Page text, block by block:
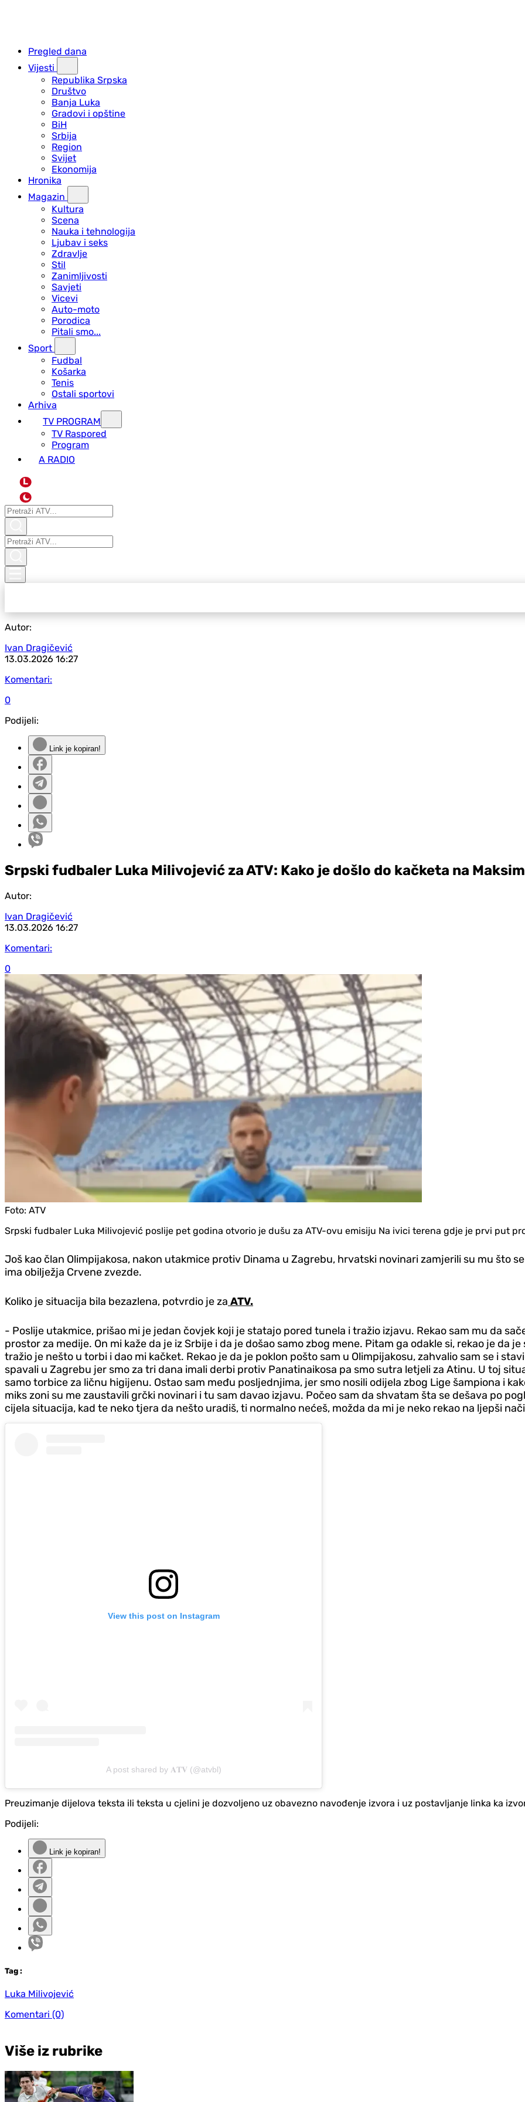
Pregled dana
Vijesti
Republika Srpska
Društvo
Banja Luka
Gradovi i opštine
BiH
Srbija
Region
Svijet
Ekonomija
Hronika
Magazin
Kultura
Scena
Nauka i tehnologija
Ljubav i seks
Zdravlje
Stil
Zanimljivosti
Savjeti
Vicevi
Auto-moto
Porodica
Pitali smo...
Sport
Fudbal
Košarka
Tenis
Ostali sportovi
Arhiva
TV PROGRAM
ТV Raspored
Program
A RADIO
L
Autor:
Ivan Dragičević
13.03.2026 16:27
Komentari:
0
Podijeli:
Link je kopiran!
Srpski fudbaler Luka Milivojević za ATV: Kako je došlo do kačketa na
Autor:
Ivan Dragičević
13.03.2026 16:27
Komentari:
0
Foto: ATV
Srpski fudbaler Luka Milivojević poslije pet godina otvorio je dušu za ATV-ovu emisiju Na ivici terena gdje je prvi put
Još kao član Olimpijakosa, nakon utakmice protiv Dinama u Zagrebu, hrvatski novinari zamjerili su mu što
ima obilježja Crvene zvezde.
Koliko je situacija bila bezazlena, potvrdio je za ATV.
- Poslije utakmice, prišao mi je jedan čovjek koji je statajo pored tunela i tražio izjavu. Rekao sam mu da
prostor za medije. On mi kaže da je iz Srbije i da je došao samo zbog mene. Pitam ga odakle si, rekao je da
tražio je nešto u torbi i dao mi kačket. Rekao je da je poklon pošto sam u Olimpijakosu, zahvalio sam se i
spavali u Zagrebu jer smo za tri dana imali derbi protiv Panatinaikosa pa smo sutra letjeli za Atinu. U toj
samo torbice za ličnu higijenu. Ostao sam među posljednjima, jer smo nosili odijela zbog Lige šampiona i
miks zoni su me zaustavili grčki novinari i tu sam davao izjavu. Počeo sam da shvatam šta se dešava po
cijela situacija, kad te neko tjera da nešto uradiš, ti normalno nećeš, možda da mi je neko rekao na ljepši
View this post on Instagram
A post shared by 𝐀𝐓𝐕 (@atvbl)
Preuzimanje dijelova teksta ili teksta u cjelini je dozvoljeno uz obavezno navođenje izvora i uz postavljanje linka ka
Podijeli:
Link je kopiran!
Tag :
Luka Milivojević
Komentari (0)
Više iz rubrike